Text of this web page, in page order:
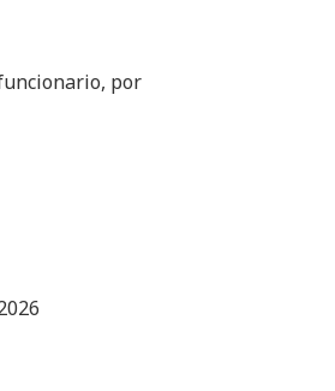
por